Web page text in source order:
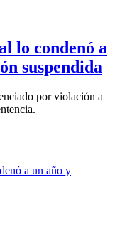
lo condenó a
suspendida
por violación a